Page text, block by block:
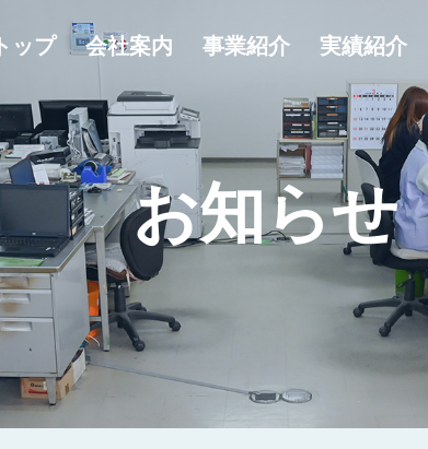
トップ 会社案内 事業紹介 実績紹介
お知らせ